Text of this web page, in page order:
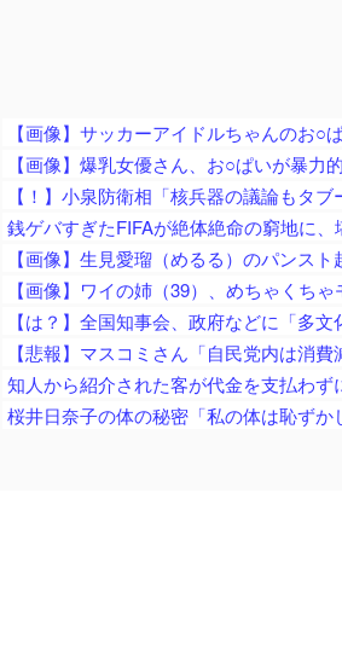
【画像】爆乳女優さん、お○ぱいが暴力
【画像】ワイの姉（39）、めちゃくち